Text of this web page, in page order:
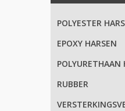
POLYESTER
EPOXY HARSEN
POLYURETHAAN
RUBBER